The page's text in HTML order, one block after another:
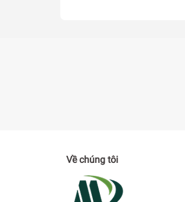
Về chúng tôi